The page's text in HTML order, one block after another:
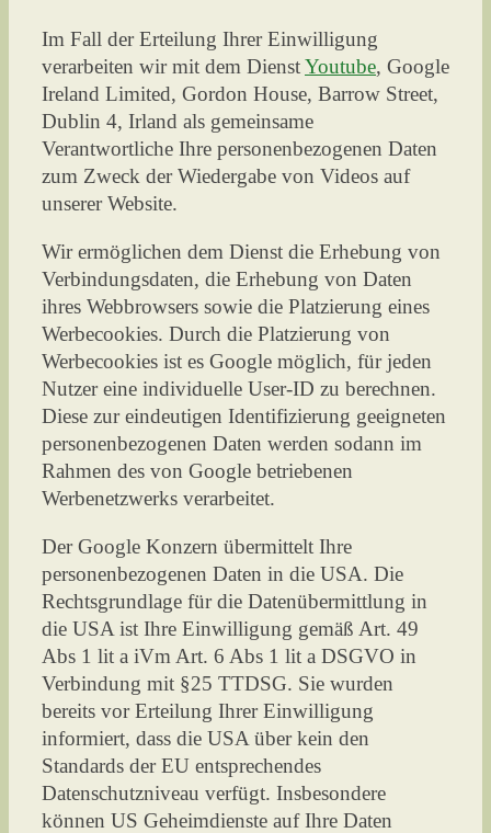
Im Fall der Erteilung Ihrer Einwilligung
verarbeiten wir mit dem DienstYoutube, Google
Ireland Limited, Gordon House, Barrow Street,
Dublin 4, Irland als gemeinsame
Verantwortliche Ihre personenbezogenen Daten
zum Zweck der Wiedergabe von Videos auf
unserer Website.
Wir ermöglichen dem Dienst die Erhebung von
Verbindungsdaten, die Erhebung von Daten
ihres Webbrowsers sowie die Platzierung eines
Werbecookies. Durch die Platzierung von
Werbecookies ist es Google möglich, für jeden
Nutzer eine individuelle User-ID zu berechnen.
Diese zur eindeutigen Identifizierung geeigneten
personenbezogenen Daten werden sodann im
Rahmen des von Google betriebenen
Werbenetzwerks verarbeitet.
Der Google Konzern übermittelt Ihre
personenbezogenen Daten in die USA. Die
Rechtsgrundlage für die Datenübermittlung in
die USA ist Ihre Einwilligung gemäß Art. 49
Abs 1 lit a iVm Art. 6 Abs 1 lit a DSGVO in
Verbindung mit §25 TTDSG. Sie wurden
bereits vor Erteilung Ihrer Einwilligung
informiert, dass die USA über kein den
Standards der EU entsprechendes
Datenschutzniveau verfügt. Insbesondere
können US Geheimdienste auf Ihre Daten